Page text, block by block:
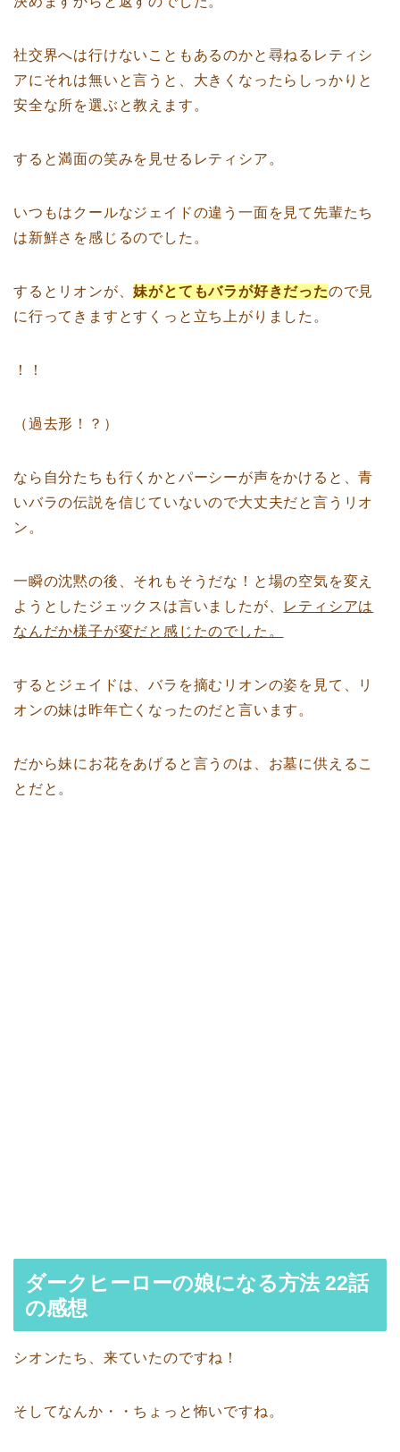
社交界へは行けないこともあるのかと尋ねるレティシ
アにそれは無いと言うと、大きくなったらしっかりと
安全な所を選ぶと教えます。
すると満面の笑みを見せるレティシア。
いつもはクールなジェイドの違う一面を見て先輩たち
は新鮮さを感じるのでした。
するとリオンが、妹がとてもバラが好きだったので見
に行ってきますとすくっと立ち上がりました。
！！
（過去形！？）
なら自分たちも行くかとパーシーが声をかけると、青
いバラの伝説を信じていないので大丈夫だと言うリオ
ン。
一瞬の沈黙の後、それもそうだな！と場の空気を変え
ようとしたジェックスは言いましたが、 レティシアは
なんだか様子が変だと感じたのでした。
するとジェイドは、バラを摘むリオンの姿を見て、リ
オンの妹は昨年亡くなったのだと言います。
だから妹にお花をあげると言うのは、お墓に供えるこ
とだと。
ダークヒーローの娘になる方法 22話
の感想
シオンたち、来ていたのですね！
そしてなんか・・ちょっと怖いですね。